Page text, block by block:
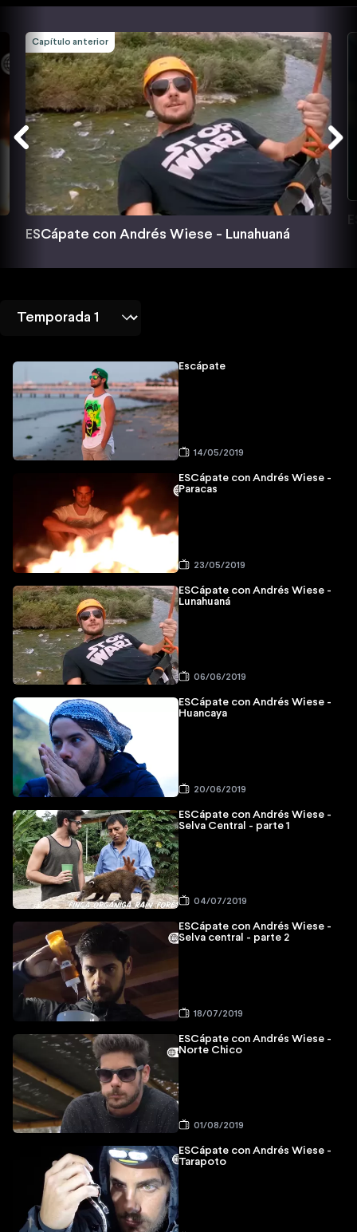
Capítulo anterior
ESCápate con Andrés Wiese - Lunahuaná
Escápate
14/05/2019
ESCápate con Andrés Wiese -
Paracas
23/05/2019
ESCápate con Andrés Wiese -
Lunahuaná
06/06/2019
ESCápate con Andrés Wiese -
Huancaya
20/06/2019
ESCápate con Andrés Wiese -
Selva Central - parte 1
04/07/2019
ESCápate con Andrés Wiese -
Selva central - parte 2
18/07/2019
ESCápate con Andrés Wiese -
Norte Chico
01/08/2019
ESCápate con Andrés Wiese -
Tarapoto